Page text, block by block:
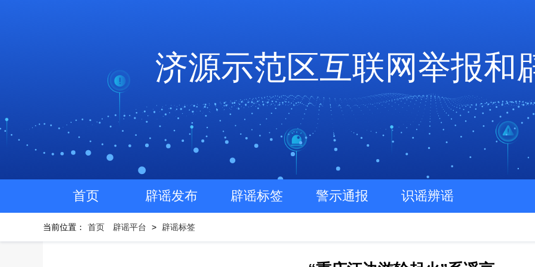
济源示范区互联网举报和
首页 辟谣发布 辟谣标签 警示通报 识谣辨谣
当前位置： 首页 辟谣平台 > 辟谣标签